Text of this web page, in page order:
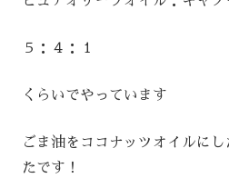
５：４：１
くらいでやっています
ごま油をココナッツオイルに
たです！